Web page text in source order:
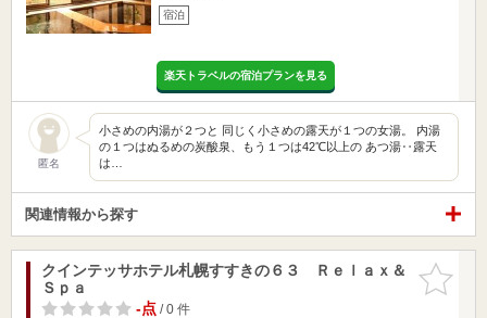
宿泊
楽天トラベルの宿泊プランを見る
匿名
小さめの内湯が２つと 同じく小さめの露天が１つの女湯。 内湯
の１つはぬるめの炭酸泉、もう１つは42℃以上の あつ湯‥露天
は…
関連情報から探す
お気に入
りに追加
クインテッサホテル札幌すすきの６３ Ｒｅｌａｘ＆
Ｓｐａ
-点/ 0 件